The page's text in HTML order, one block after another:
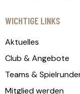
WICHTIGE LINKS
Aktuelles
Club & Angebote
Teams &
Mitglied werden